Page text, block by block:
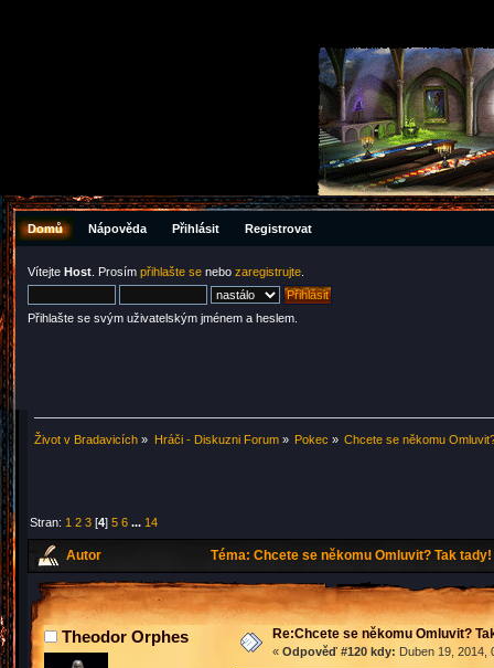
Domů Nápověda Přihlásit Registrovat
Vítejte Host . Prosím přihlašte se nebo zaregistrujte
Přihlašte se svým uživatelským jménem a heslem.
Život v Bradavicích » Hráči - Diskuzni Forum» Pokec » Chcete se někomu
Stran: 1 2 3 [4]5 6 ... 14
Autor Téma: Chcete se někomu Omluvit? Tak
Theodor Orphes Re:Chcete se někomu Omluvit?
« Odpověď #120 kdy: Duben 19, 2014,